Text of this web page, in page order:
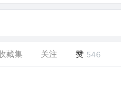
藏集 关注 赞 546